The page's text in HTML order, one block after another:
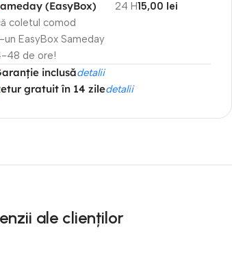
(EasyBox)
coletul comod
EasyBox Sameday
48 de ore!
24 H15,00 lei
inclusădetalii
gratuit în 14 ziledetalii
ale clienților